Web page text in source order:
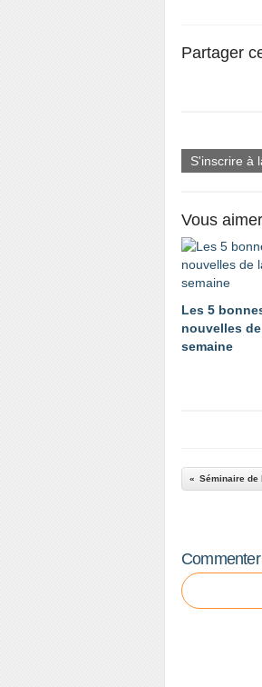
Partager
S'inscrire à
Vous
Les 5
nouvelles
semaine
Séminaire de